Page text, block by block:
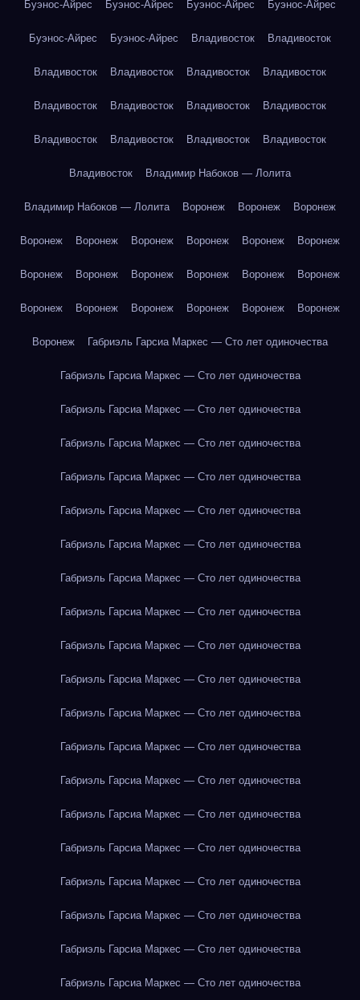
Буэнос-Айрес Буэнос-Айрес Буэнос-Айрес Буэнос-Айрес
Буэнос-Айрес Буэнос-Айрес Владивосток Владивосток
Владивосток Владивосток Владивосток Владивосток
Владивосток Владивосток Владивосток Владивосток
Владивосток Владивосток Владивосток Владивосток
Владивосток Владимир Набоков — Лолита
Владимир Набоков — Лолита Воронеж Воронеж Воронеж
Воронеж Воронеж Воронеж Воронеж Воронеж Воронеж
Воронеж Воронеж Воронеж Воронеж Воронеж Воронеж
Воронеж Воронеж Воронеж Воронеж Воронеж Воронеж
Воронеж Габриэль Гарсиа Маркес — Сто лет одиночества
Габриэль Гарсиа Маркес — Сто лет одиночества
Габриэль Гарсиа Маркес — Сто лет одиночества
Габриэль Гарсиа Маркес — Сто лет одиночества
Габриэль Гарсиа Маркес — Сто лет одиночества
Габриэль Гарсиа Маркес — Сто лет одиночества
Габриэль Гарсиа Маркес — Сто лет одиночества
Габриэль Гарсиа Маркес — Сто лет одиночества
Габриэль Гарсиа Маркес — Сто лет одиночества
Габриэль Гарсиа Маркес — Сто лет одиночества
Габриэль Гарсиа Маркес — Сто лет одиночества
Габриэль Гарсиа Маркес — Сто лет одиночества
Габриэль Гарсиа Маркес — Сто лет одиночества
Габриэль Гарсиа Маркес — Сто лет одиночества
Габриэль Гарсиа Маркес — Сто лет одиночества
Габриэль Гарсиа Маркес — Сто лет одиночества
Габриэль Гарсиа Маркес — Сто лет одиночества
Габриэль Гарсиа Маркес — Сто лет одиночества
Габриэль Гарсиа Маркес — Сто лет одиночества
Габриэль Гарсиа Маркес — Сто лет одиночества